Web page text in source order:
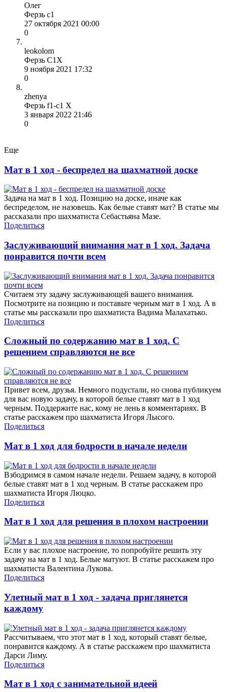
Олег
Ферзь с1
27 октября 2021 00:00
0
leokolom
Ферзь С1Х
9 ноября 2021 17:32
0
zhenya
Ферзь f1-c1 X
3 января 2022 21:46
0
Еще
Мат в 1 ход - беспредел на шахматной доске
Задача на мат в 1 ход. Позицию на доске, иначе как
беспределом, не назовешь. Как белые ставят мат? В статье мы
рассказали про шахматиста Себастьяна Мазе.
Поделиться
Заслуживающий внимания мат в 1 ход. Задача
понравится почти всем
Считаем эту задачу заслуживающей вашего внимания.
Посмотрите на позицию и поставьте черным мат в 1 ход. А в
статье мы рассказали про шахматиста Вадима Малахатько.
Поделиться
Сложный по содержанию мат в 1 ход. С
решением справляются не все
Привет всем, друзья. Немного подустали, но снова публикуем
для вас новую задачу, в которой белые ставят мат в 1 ход
черным. Поддержите нас, кому не лень в комментариях. В
статье расскажем про шахматиста Игоря Лысого.
Поделиться
Мат в 1 ход для бодрости в начале недели
Взбодримся в самом начале недели. Решаем задачу, в которой
белые ставят мат в 1 ход черным. В статье расскажем про
шахматиста Игоря Люцко.
Поделиться
Мат в 1 ход для решения в плохом настроении
Если у вас плохое настроение, то попробуйте решить эту
задачу на мат в 1 ход. Белые матуют. В статье расскажем про
шахматиста Валентина Лукова.
Поделиться
Улетный мат в 1 ход - задача приглянется
каждому
Рассчитываем, что этот мат в 1 ход, который ставят белые,
понравится каждому. А в статье расскажем про шахматиста
Дарси Лиму.
Поделиться
Мат в 1 ход с занимательной идеей